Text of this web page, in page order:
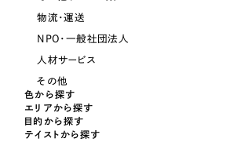
物流・運送
NPO・一般社団法人
人材サービス
その他
色から探す
エリアから探す
目的から探す
テイストから探す